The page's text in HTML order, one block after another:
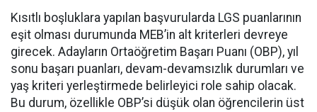
Kısıtlı boşluklara yapılan başvurularda LGS puanlarının
eşit olması durumunda MEB’in alt kriterleri devreye
girecek. Adayların Ortaöğretim Başarı Puanı (OBP), yıl
sonu başarı puanları, devam-devamsızlık durumları ve
yaş kriteri yerleştirmede belirleyici role sahip olacak.
Bu durum, özellikle OBP’si düşük olan öğrencilerin üst